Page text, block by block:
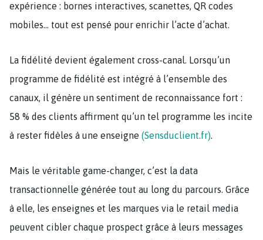
expérience : bornes interactives, scanettes, QR codes
mobiles… tout est pensé pour enrichir l’acte d’achat.
La fidélité devient également cross-canal. Lorsqu’un
programme de fidélité est intégré à l’ensemble des
canaux, il génère un sentiment de reconnaissance fort :
58 % des clients affirment qu’un tel programme les incite
à rester fidèles à une enseigne (Sensduclient.fr).
Mais le véritable game-changer, c’est la data
transactionnelle générée tout au long du parcours. Grâce
à elle, les enseignes et les marques via le retail media
peuvent cibler chaque prospect grâce à leurs messages